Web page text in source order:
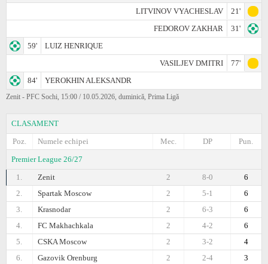
LITVINOV VYACHESLAV
21'
FEDOROV ZAKHAR
31'
59'
LUIZ HENRIQUE
VASILJEV DMITRI
77'
84'
YEROKHIN ALEKSANDR
Zenit - PFC Sochi, 15:00 / 10.05.2026, duminică, Prima Ligă
CLASAMENT
Poz.
Numele echipei Pun.
DP
Mec.
Premier League 26/27
1.
Zenit 6
8-0
2
2.
Spartak Moscow 6
5-1
2
3.
Krasnodar 6
6-3
2
4.
FC Makhachkala 6
4-2
2
5.
CSKA Moscow 4
3-2
2
6.
Gazovik Orenburg 3
2-4
2